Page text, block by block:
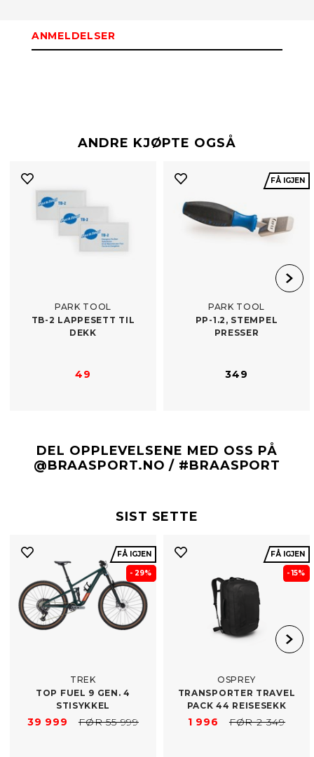
ANMELDELSER
ANDRE KJØPTE OGSÅ
PARK TOOL
TB-​2 LAPPESETT TIL
DEKK
49
FÅ IGJEN
PARK TOOL
PP-​1.2, STEMPEL
PRESSER
349
DEL OPPLEVELSENE MED OSS PÅ
@BRAASPORT.NO / #BRAASPORT
SIST SETTE
FÅ IGJEN
- 29%
TREK
TOP FUEL 9 GEN. 4
STISYKKEL
39 999 FØR 55 999
FÅ IGJEN
- 15%
OSPREY
TRANSPORTER TRAVEL
PACK 44 REISESEKK
1 996 FØR 2 349